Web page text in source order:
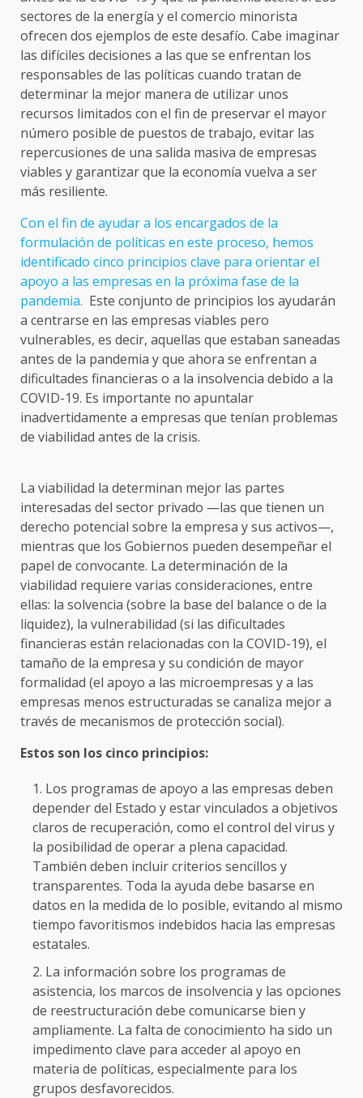
sectores de la energía y el comercio minorista
ofrecen dos ejemplos de este desafío. Cabe imaginar
las difíciles decisiones a las que se enfrentan los
responsables de las políticas cuando tratan de
determinar la mejor manera de utilizar unos
recursos limitados con el fin de preservar el mayor
número posible de puestos de trabajo, evitar las
repercusiones de una salida masiva de empresas
viables y garantizar que la economía vuelva a ser
más resiliente.
Con el fin de ayudar a los encargados de la
formulación de políticas en este proceso, hemos
identificado cinco principios clave para orientar el
apoyo a las empresas en la próxima fase de la
pandemia. Este conjunto de principios los ayudarán
a centrarse en las empresas viables pero
vulnerables, es decir, aquellas que estaban saneadas
antes de la pandemia y que ahora se enfrentan a
dificultades financieras o a la insolvencia debido a la
COVID-19. Es importante no apuntalar
inadvertidamente a empresas que tenían problemas
de viabilidad antes de la crisis.
La viabilidad la determinan mejor las partes
interesadas del sector privado —las que tienen un
derecho potencial sobre la empresa y sus activos—,
mientras que los Gobiernos pueden desempeñar el
papel de convocante. La determinación de la
viabilidad requiere varias consideraciones, entre
ellas: la solvencia (sobre la base del balance o de la
liquidez), la vulnerabilidad (si las dificultades
financieras están relacionadas con la COVID-19), el
tamaño de la empresa y su condición de mayor
formalidad (el apoyo a las microempresas y a las
empresas menos estructuradas se canaliza mejor a
través de mecanismos de protección social).
Estos son los cinco principios:
Los programas de apoyo a las empresas deben
depender del Estado y estar vinculados a objetivos
claros de recuperación, como el control del virus y
la posibilidad de operar a plena capacidad.
También deben incluir criterios sencillos y
transparentes. Toda la ayuda debe basarse en
datos en la medida de lo posible, evitando al mismo
tiempo favoritismos indebidos hacia las empresas
estatales.
La información sobre los programas de
asistencia, los marcos de insolvencia y las opciones
de reestructuración debe comunicarse bien y
ampliamente. La falta de conocimiento ha sido un
impedimento clave para acceder al apoyo en
materia de políticas, especialmente para los
grupos desfavorecidos.